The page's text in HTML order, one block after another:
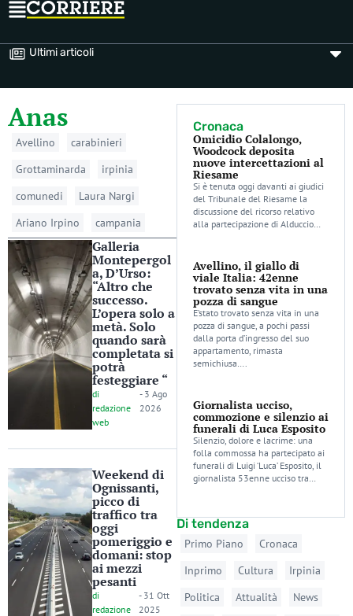
Ultimi articoli
Anas
Avellino
carabinieri
Grottaminarda
irpinia
comunedi
Laura Nargi
Ariano Irpino
campania
Galleria
Montepergol
a, D’Urso:
“Altro che
successo.
L’opera solo a
metà. Solo
quando sarà
completata si
potrà
festeggiare “
di
redazione
web
- 3 Ago
2026
Weekend di
Ognissanti,
picco di
traffico tra
oggi
pomeriggio e
domani: stop
ai mezzi
pesanti
di
redazione
- 31 Ott
2025
Cronaca
Omicidio Colalongo,
Woodcock deposita
nuove intercettazioni al
Riesame
Si è tenuta oggi davanti ai giudici
del Tribunale del Riesame la
discussione del ricorso relativo
alla partecipazione di Alduccio…
Avellino, il giallo di
viale Italia: 42enne
trovato senza vita in una
pozza di sangue
E’stato trovato senza vita in una
pozza di sangue, a pochi passi
dalla porta d’ingresso del suo
appartamento, rimasta
semichiusa….
Giornalista ucciso,
commozione e silenzio ai
funerali di Luca Esposito
Silenzio, dolore e lacrime: una
folla commossa ha partecipato ai
funerali di Luigi ‘Luca’ Esposito, il
giornalista 53enne ucciso tra…
Di tendenza
Primo Piano
Cronaca
Inprimo
Cultura
Irpinia
Politica
Attualità
News